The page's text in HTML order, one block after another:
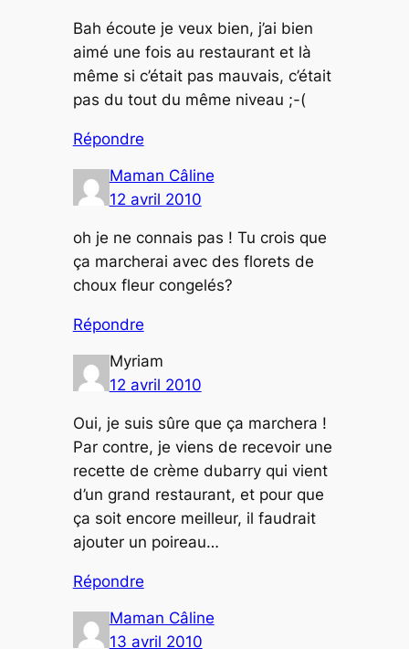
Bah écoute je veux bien, j’ai bien
aimé une fois au restaurant et là
même si c’était pas mauvais, c’était
pas du tout du même niveau ;-(
Répondre
Maman Câline
12 avril 2010
oh je ne connais pas ! Tu crois que
ça marcherai avec des florets de
choux fleur congelés?
Répondre
Myriam
12 avril 2010
Oui, je suis sûre que ça marchera !
Par contre, je viens de recevoir une
recette de crème dubarry qui vient
d’un grand restaurant, et pour que
ça soit encore meilleur, il faudrait
ajouter un poireau…
Répondre
Maman Câline
13 avril 2010